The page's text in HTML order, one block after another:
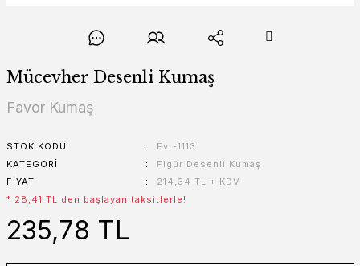
Mücevher Desenli Kumaş
Favor Kumaş
STOK KODU
Fvr-1113
KATEGORI
Figür Desenli Kumaş
FIYAT
214,34 TL + KDV
* 28,41 TL den başlayan taksitlerle!
235,78 TL